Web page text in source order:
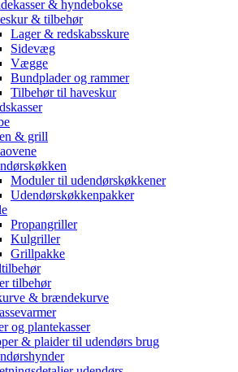
& hyndebokse
& tilbehør
Lager & redskabsskure
Sidevæg
Vægge
Bundplader og rammer
Tilbehør til haveskur
& grill
Moduler til udendørskøkkener
Udendørskøkkenpakker
Propangriller
Kulgriller
Grillpakke
tilbehør
& brændekurve
og plantekasser
& plaider til udendørs brug